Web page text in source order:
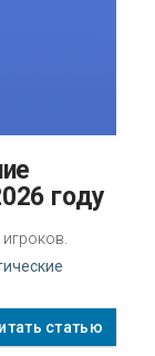
году
статью